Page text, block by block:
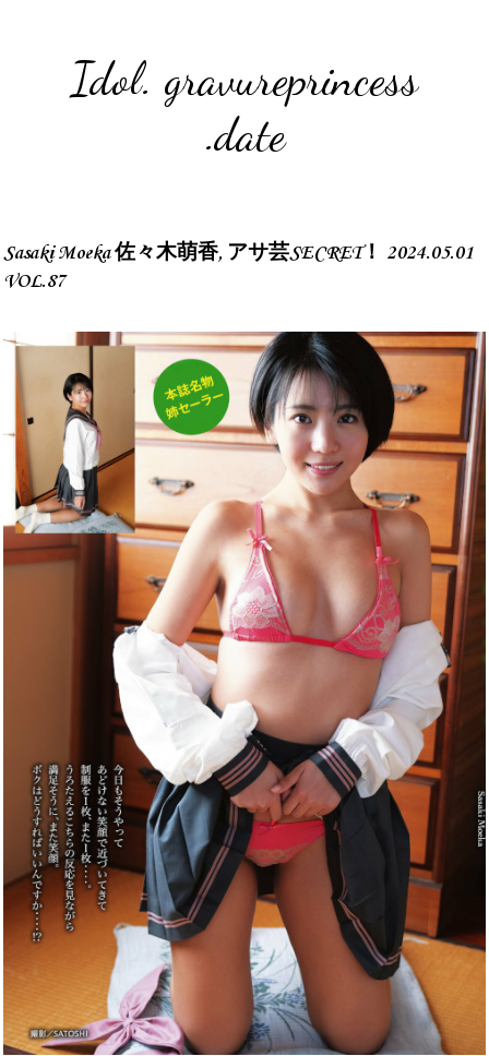
Idol. gravureprincess
.date
Sasaki Moeka 佐々木萌香, アサ芸SECRET！ 2024.05.01
VOL.87